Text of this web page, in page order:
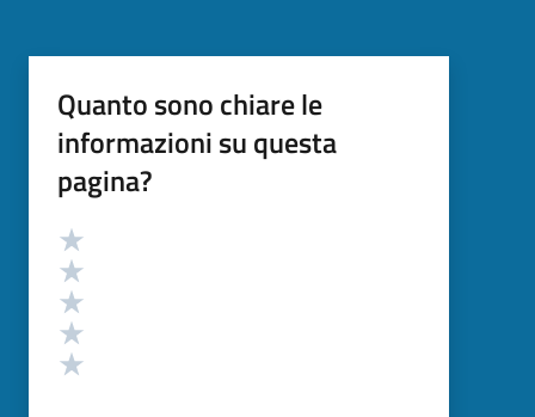
Quanto sono chiare le
informazioni su questa
pagina?
Valutazione